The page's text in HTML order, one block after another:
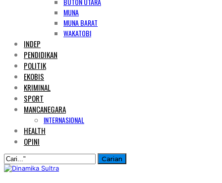
MUNA
MUNA BARAT
WAKATOBI
INDEP
PENDIDIKAN
POLITIK
EKOBIS
KRIMINAL
SPORT
MANCANEGARA
INTERNASIONAL
HEALTH
OPINI